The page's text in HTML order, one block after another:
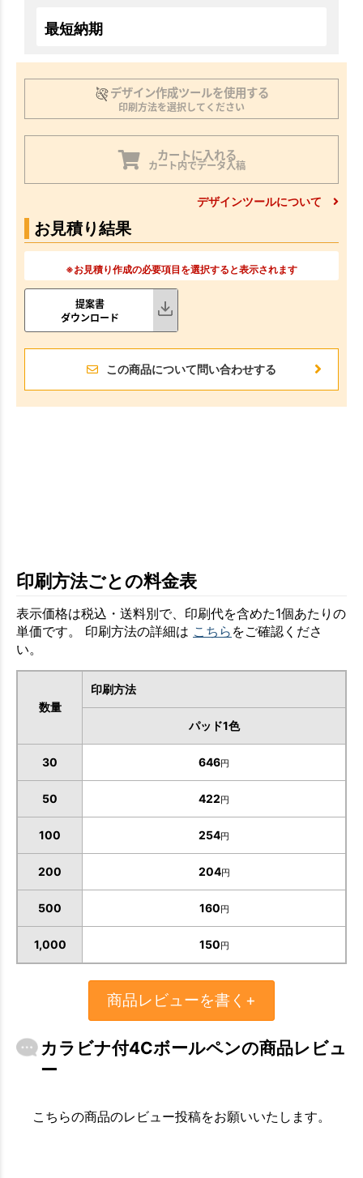
最短納期
デザイン作成ツールを使用する
印刷方法を選択してください
カートに入れる
カート内でデータ入稿
デザインツールについて
お見積り結果
※お見積り作成の必要項目を選択すると表示されます
提案書
ダウンロード
この商品について問い合わせする
カートへ進む
印刷方法ごとの料金表
表示価格は税込・送料別で、印刷代を含めた1個あたりの
単価です。 印刷方法の詳細は こちら をご確認くださ
い。
数量
印刷方法
パッド1色
30 646円
50 422円
100 254円
200 204円
500 160円
1,000 150円
商品レビューを書く+
カラビナ付4Cボールペンの商品レビュ
ー
こちらの商品のレビュー投稿をお願いいたします。